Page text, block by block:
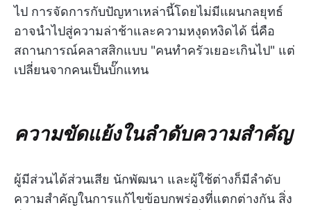
ไป การจัดการกับปัญหาเหล่านี้โดยไม่มีแผนกลยุทธ์
อาจนำไปสู่ความล่าช้าและความหงุดหงิดได้ นี่คือ
สถานการณ์คลาสสิกแบบ "คนทำครัวเยอะเกินไป" แต่
เปลี่ยนจากคนเป็นบั๊กแทน
ความขัดแย้งในลำดับความสำคัญ
ผู้มีส่วนได้ส่วนเสีย นักพัฒนา และผู้ใช้ต่างก็มีลำดับ
ความสำคัญในการแก้ไขข้อบกพร่องที่แตกต่างกัน สิ่ง